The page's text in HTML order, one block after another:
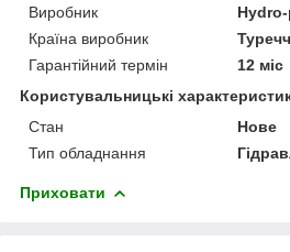
Виробник
Країна виробник
Гарантійний термін
12 міс
Користувальницькі
Стан
Нове
Тип обладнання
Приховати